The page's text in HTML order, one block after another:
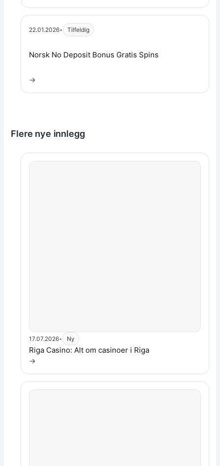
22.01.2026• Tilfeldig
Les artikkel:
Norsk No Deposit Bonus Gratis Spins
→
Flere nye innlegg
17.07.2026• Ny
Les artikkel:
Riga Casino: Alt om casinoer i Riga
→